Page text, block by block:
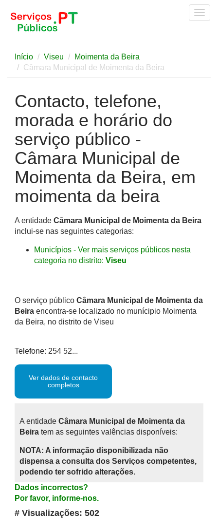
Início Viseu
Moimenta da Beira
Câmara Municipal de Moimenta da Beira
Contacto, telefone,
morada e horário do
serviço público -
Câmara Municipal de
Moimenta da Beira, em
moimenta da beira
A entidade Câmara Municipal de Moimenta da Beira
inclui-se nas seguintes categorias:
Municípios - Ver mais serviços públicos nesta
categoria no distrito: Viseu
O serviço público Câmara Municipal de Moimenta da
Beira encontra-se localizado no munícipio Moimenta
da Beira, no distrito de Viseu
Telefone: 254 52...
Ver dados de contacto
completos
A entidade Câmara Municipal de Moimenta da
Beira tem as seguintes valências disponíveis:
NOTA: A informação disponibilizada não
dispensa a consulta dos Serviços competentes,
podendo ter sofrido alterações.
Dados incorrectos?
Por favor, informe-nos.
# Visualizações: 502